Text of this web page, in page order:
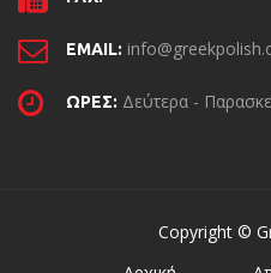
EMAIL:
ΩΡΕΣ: Δεύτερα -
Copyright ©